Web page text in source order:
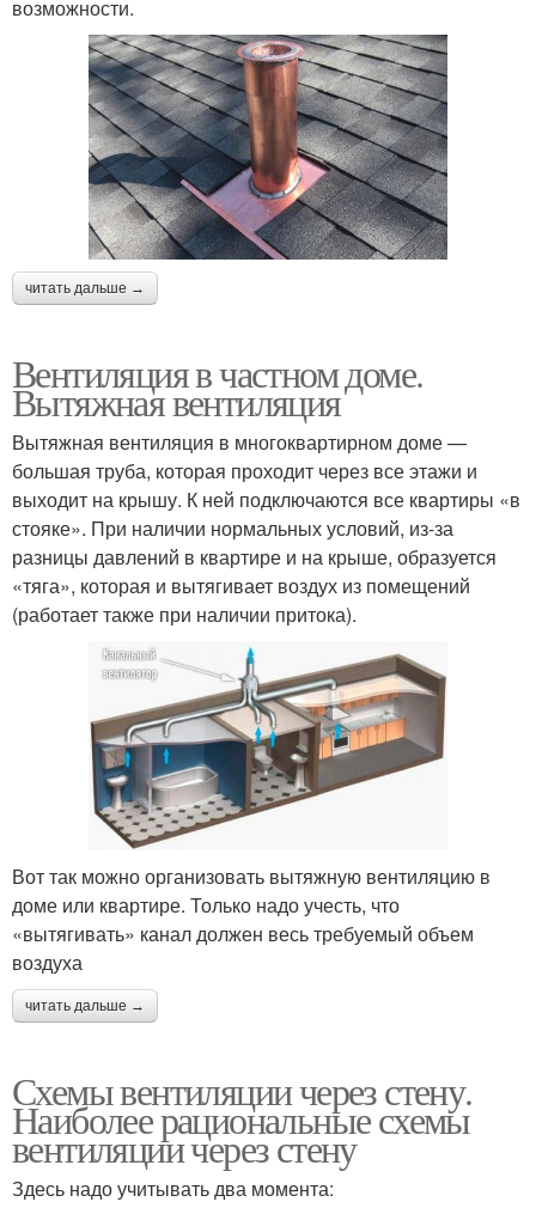
возможности.
читать дальше →
Вентиляция в частном доме.
Вытяжная вентиляция
Вытяжная вентиляция в многоквартирном доме —
большая труба, которая проходит через все этажи и
выходит на крышу. К ней подключаются все квартиры «в
стояке». При наличии нормальных условий, из-за
разницы давлений в квартире и на крыше, образуется
«тяга», которая и вытягивает воздух из помещений
(работает также при наличии притока).
Вот так можно организовать вытяжную вентиляцию в
доме или квартире. Только надо учесть, что
«вытягивать» канал должен весь требуемый объем
воздуха
читать дальше →
Схемы вентиляции через стену.
Наиболее рациональные схемы
вентиляции через стену
Здесь надо учитывать два момента: